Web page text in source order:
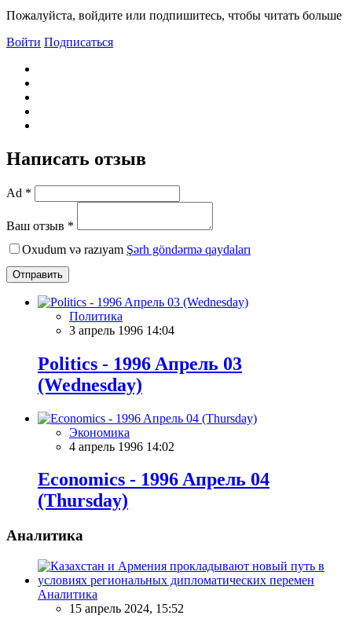
Пожалуйста, войдите или подпишитесь, чтобы читать больше
Войти Подписаться
Написать отзыв
Ad *
Ваш отзыв *
Oxudum və razıyam Şərh göndərmə qaydaları
Отправить
Политика
3 апрель 1996 14:04
Politics - 1996 Aпрель 03
(Wednesday)
Экономика
4 апрель 1996 14:02
Economics - 1996 Aпрель 04
(Thursday)
Аналитика
Аналитика
15 апрель 2024, 15:52